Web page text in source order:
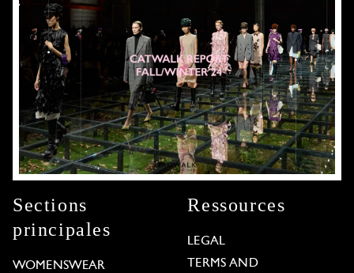
Sections
principales
WOMENSWEAR
Ressources
LEGAL
TERMS AND